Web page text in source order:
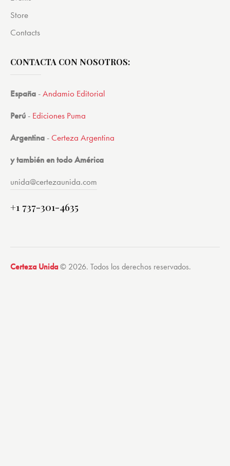
Store
Contacts
CONTACTA CON NOSOTROS:
España -Andamio Editorial
Perú - Ediciones Puma
Argentina -Certeza Argentina
y también en todo América
unida@certezaunida.com
+1 737-301-4635
Certeza Unida© 2026. Todos los derechos reservados.